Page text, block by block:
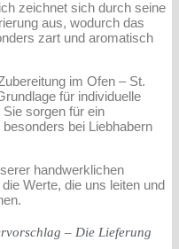
zeichnet sich durch seine
aus, wodurch das
zart und aromatisch
im Ofen – St.
für individuelle
sorgen für ein
bei Liebhabern
handwerklichen
Werte, die uns leiten und
– Die Lieferung